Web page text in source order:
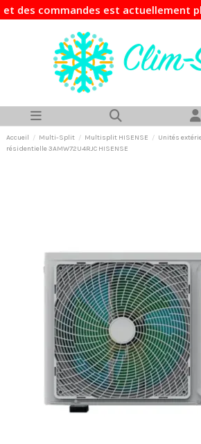
est actuellement plus
Accueil Multi-Split Multisplit HISENSE Unités
résidentielle 3AMW72U4RJC HISENSE